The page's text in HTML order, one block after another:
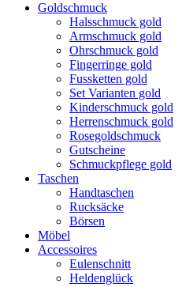
Goldschmuck
Halsschmuck gold
Armschmuck gold
Ohrschmuck gold
Fingerringe gold
Fussketten gold
Set Varianten gold
Kinderschmuck gold
Herrenschmuck gold
Rosegoldschmuck
Gutscheine
Schmuckpflege gold
Taschen
Handtaschen
Rucksäcke
Börsen
Möbel
Accessoires
Eulenschnitt
Heldenglück